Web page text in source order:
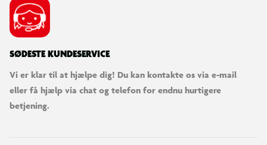
SØDESTE KUNDESERVICE
Vi er klar til at hjælpe dig! Du kan kontakte os via e-mail
eller få hjælp via chat og telefon for endnu hurtigere
betjening.